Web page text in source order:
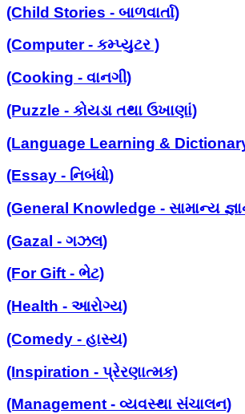
(Child Stories - બાળવાર્તા)
(Computer - કમ્પ્યુટર )
(Cooking - વાનગી)
(Puzzle - કોયડા તથા ઉખાણાં)
(Language Learning &
(Essay - નિબંધો)
(General Knowledge - સામાન્ય
(Gazal - ગઝલ)
(For Gift - ભેટ)
(Health - આરોગ્ય)
(Comedy - હાસ્ય)
(Inspiration - પ્રેરણાત્મક)
(Management - વ્યવસ્થા સંચાલન)